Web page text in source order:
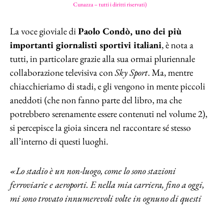
Cunazza – tutti i diritti riservati)
La voce gioviale diPaolo Condò, uno dei più
importanti giornalisti sportivi italiani, è nota a
tutti, in particolare grazie alla sua ormai pluriennale
collaborazione televisiva conSky Sport. Ma, mentre
chiacchieriamo di stadi, e gli vengono in mente piccoli
aneddoti (che non fanno parte del libro, ma che
potrebbero serenamente essere contenuti nel volume 2),
si percepisce la gioia sincera nel raccontare sé stesso
all’interno di questi luoghi.
«Lo stadio è un non-luogo, come lo sono stazioni
ferroviarie e aeroporti. E nella mia carriera, fino a oggi,
mi sono trovato innumerevoli volte in ognuno di questi